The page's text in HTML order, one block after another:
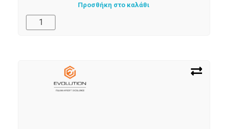
Προσθήκη στο καλάθι